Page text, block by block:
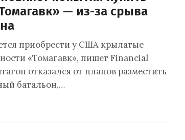
— из-за срыва
приобрести у США крылатые
«Томагавк», пишет Financial
отказался от планов разместить
батальон,…